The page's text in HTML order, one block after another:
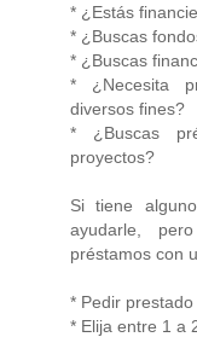
* ¿Estás
* ¿Buscas
* ¿Buscas
* ¿Necesita
diversos fines?
* ¿Buscas
proyectos?
Si tiene
ayudarle,
préstamos con
* Pedir
* Elija entre 1 a